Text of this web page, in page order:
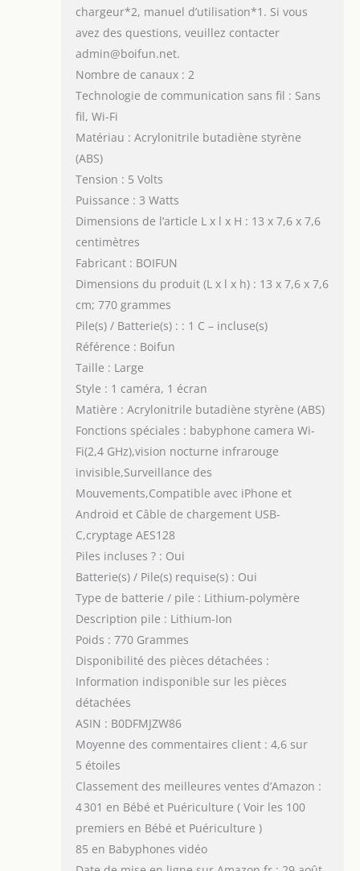
chargeur*2, manuel d’utilisation*1. Si vous
avez des questions, veuillez contacter
admin@boifun.net.
Nombre de canaux : 2
Technologie de communication sans fil : Sans
fil, Wi-Fi
Matériau : Acrylonitrile butadiène styrène
(ABS)
Tension : 5 Volts
Puissance : 3 Watts
Dimensions de l’article L x l x H : 13 x 7,6 x 7,6
centimètres
Fabricant : BOIFUN
Dimensions du produit (L x l x h) : 13 x 7,6 x 7,6
cm; 770 grammes
Pile(s) / Batterie(s) : : 1 C – incluse(s)
Référence : Boifun
Taille : Large
Style : 1 caméra, 1 écran
Matière : Acrylonitrile butadiène styrène (ABS)
Fonctions spéciales : babyphone camera Wi-
Fi(2,4 GHz),vision nocturne infrarouge
invisible,Surveillance des
Mouvements,Compatible avec iPhone et
Android et Câble de chargement USB-
C,cryptage AES128
Piles incluses ? : Oui
Batterie(s) / Pile(s) requise(s) : Oui
Type de batterie / pile : Lithium-polymère
Description pile : Lithium-Ion
Poids : 770 Grammes
Disponibilité des pièces détachées :
Information indisponible sur les pièces
détachées
ASIN : B0DFMJZW86
Moyenne des commentaires client : 4,6 sur
5 étoiles
Classement des meilleures ventes d’Amazon :
4 301 en Bébé et Puériculture ( Voir les 100
premiers en Bébé et Puériculture )
85 en Babyphones vidéo